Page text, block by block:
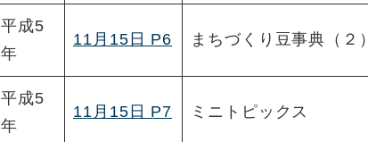
平成5
年
11月15日 P6 まちづくり豆事典（２）
平成5
年
11月15日 P7 ミニトピックス